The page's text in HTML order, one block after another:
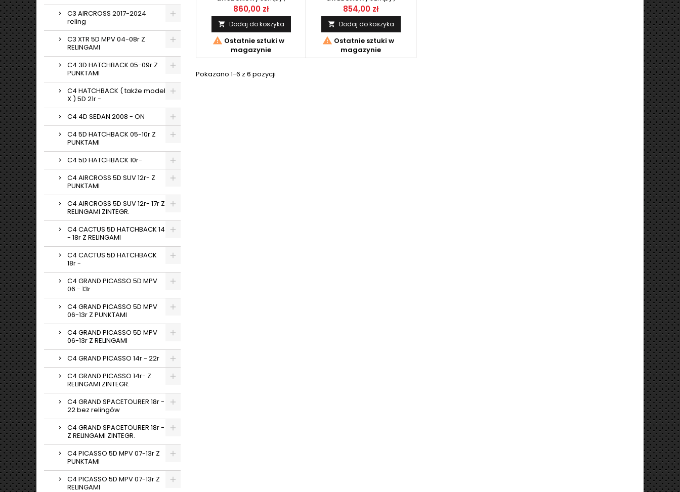
C3 AIRCROSS 2017-2024
reling
C3 XTR 5D MPV 04-08r Z
RELINGAMI
C4 3D HATCHBACK 05-09r Z
PUNKTAMI
C4 HATCHBACK ( także model
X ) 5D 21r -
C4 4D SEDAN 2008 - ON
C4 5D HATCHBACK 05-10r Z
PUNKTAMI
C4 5D HATCHBACK 10r-
C4 AIRCROSS 5D SUV 12r- Z
PUNKTAMI
C4 AIRCROSS 5D SUV 12r- 17r Z
RELINGAMI ZINTEGR.
C4 CACTUS 5D HATCHBACK 14
- 18r Z RELINGAMI
C4 CACTUS 5D HATCHBACK
18r -
C4 GRAND PICASSO 5D MPV
06 - 13r
C4 GRAND PICASSO 5D MPV
06-13r Z PUNKTAMI
C4 GRAND PICASSO 5D MPV
06-13r Z RELINGAMI
C4 GRAND PICASSO 14r - 22r
C4 GRAND PICASSO 14r- Z
RELINGAMI ZINTEGR.
C4 GRAND SPACETOURER 18r -
22 bez relingów
C4 GRAND SPACETOURER 18r -
Z RELINGAMI ZINTEGR.
C4 PICASSO 5D MPV 07-13r Z
PUNKTAMI
C4 PICASSO 5D MPV 07-13r Z
RELINGAMI
Spacetourer /Expert, Scudo
2016- / Proace 2016- / Opel
Zafira 2019-/Vivaro 2016-CRUZ
Cargo alu AF2-138.
860,00 zł
 Dodaj do koszyka
 Ostatnie sztuki w
magazynie
Spacetourer /Expert, Scudo
2016- / Proace 2016- / Opel
Zafira 2019-/Vivaro 2016-CRUZ
Cargo alu AF2-138.
854,00 zł
 Dodaj do koszyka
 Ostatnie sztuki w
magazynie
Pokazano 1-6 z 6 pozycji